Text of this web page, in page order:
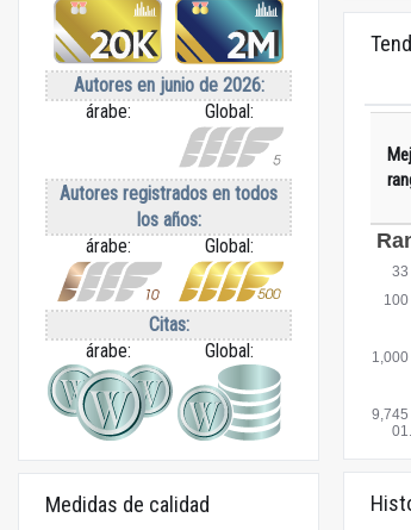
Autores en junio de 2026:
árabe:
Global:
Autores registrados en todos
los años:
árabe:
Global:
Citas:
árabe:
Global:
Medidas de calidad